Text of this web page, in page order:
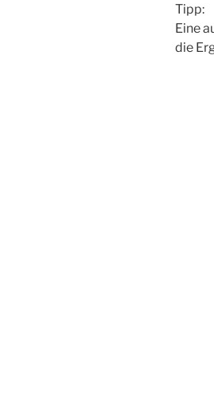
Tipp:
Eine
die